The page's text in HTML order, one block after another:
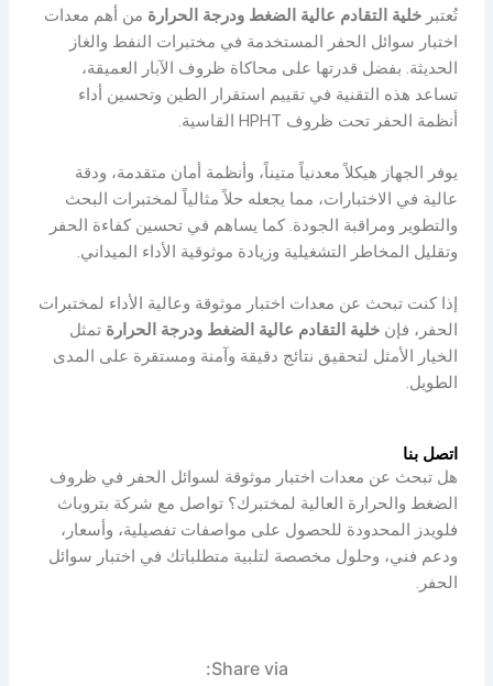
تُعتبرخلية التقادم عالية الضغط ودرجة الحرارة من أهم معدات
اختبار سوائل الحفر المستخدمة في مختبرات النفط والغاز
الحديثة. بفضل قدرتها على محاكاة ظروف الآبار العميقة،
تساعد هذه التقنية في تقييم استقرار الطين وتحسين أداء
أنظمة الحفر تحت ظروف HPHT القاسية.
يوفر الجهاز هيكلاً معدنياً متيناً، وأنظمة أمان متقدمة، ودقة
عالية في الاختبارات، مما يجعله حلاً مثالياً لمختبرات البحث
والتطوير ومراقبة الجودة. كما يساهم في تحسين كفاءة الحفر
وتقليل المخاطر التشغيلية وزيادة موثوقية الأداء الميداني.
إذا كنت تبحث عن معدات اختبار موثوقة وعالية الأداء لمختبرات
الحفر، فإنخلية التقادم عالية الضغط ودرجة الحرارة تمثل
الخيار الأمثل لتحقيق نتائج دقيقة وآمنة ومستقرة على المدى
الطويل.
اتصل بنا
هل تبحث عن معدات اختبار موثوقة لسوائل الحفر في ظروف
الضغط والحرارة العالية لمختبرك؟ تواصل مع شركة بتروباث
فلويدز المحدودة للحصول على مواصفات تفصيلية، وأسعار،
ودعم فني، وحلول مخصصة لتلبية متطلباتك في اختبار سوائل
الحفر.
Share via: